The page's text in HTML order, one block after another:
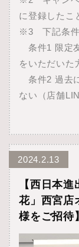
に登録したこ
※3 下記条件
条件1 限定
をいただいた
条件2 過去
ない（店舗
2024.2.13
【西日本
花」西宮店
様をご招待】